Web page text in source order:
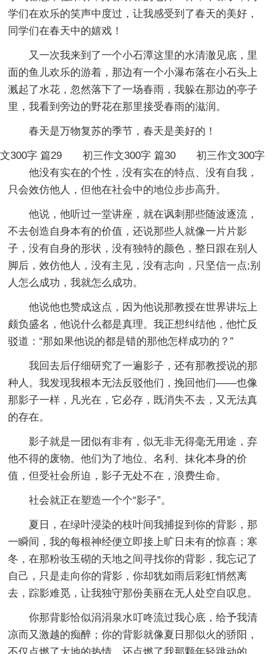
学们在欢乐的笑声中度过，让我感受到了春天的美好，
同学们在春天中的嬉戏！
又一次我来到了一个小石潭这里的水清澈见底，里
面的鱼儿欢乐的游着，那边有一个小瀑布落在小石头上
溅起了水花，忽然落下了一场春雨，我躲在那边的亭子
里，我看到旁边的野花在那里接受春雨的滋润。
春天是万物复苏的季节，春天是美好的！
文300字 篇29
他没有实在的个性，没有实在的特点、没有自我，
只会效仿他人，但他在社会中的地位步步高升。
他说，他听过一堂讲座，就在讽刺那些随波逐流，
不去创造自身本有的价值，还说那些人就像一片片影
子，没有自身的形状，没有独特的颜色，整日跟在别人
脚后，效仿他人，没有主见，没有志向，只坚信一点;别
人怎么成功，我就怎么成功。
他说他也赞成这点，因为他说那教授在世界讲坛上
颇负盛名，他说什么都是真理。我正想纠结他，他忙反
驳道：“那如果他说的都是错的那他怎样成功的？”
我回去后仔细研究了一遍影子，还有那教授说的那
种人。我发现我根本无法反驳他们，挽回他们——也像
那影子一样，凡光在，它必存，既消失不去，又无法真
的存在。
影子就是一团似有非有，似无非无得毫无用途，弃
他不得的废物。他们为了地位、名利、抹化本身的价
值，但受社会所迫，影子无处不在，浪费生命。
社会就正在塑造一个个“影子”。
初三作文300字 篇30
夏日，在绿叶浸染的枝叶间我捕捉到你的背影，那
一瞬间，我的每根神经便立即接上旷日未有的惊喜；寒
冬，在那粉妆玉砌的天地之间寻找你的背影，我忘记了
自己，只是走向你的背影，你却犹如雨后彩虹悄然离
去，踪影难觅，让我独守那份美丽在无人处空自叹息。
你那背影恰似涓涓泉水叮咚流过我心底，给予我清
凉而又激越的痴醉；你的背影就像夏日那似火的骄阳，
不仅点燃了大地的热情，还点燃了我那颗年轻跳动的
初三作文300字